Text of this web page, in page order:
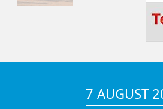
7 AUGUST